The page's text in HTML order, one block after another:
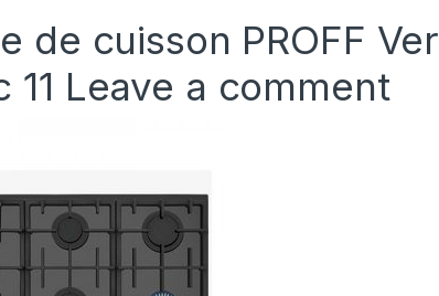
de cuisson PROFF
11 Leave a comment